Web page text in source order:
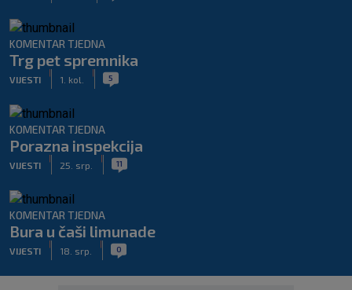
KOMENTAR TJEDNA
Trg pet spremnika
VIJESTI 1. kol. 5
KOMENTAR TJEDNA
Porazna inspekcija
VIJESTI 25. srp. 11
KOMENTAR TJEDNA
Bura u čaši limunade
VIJESTI 18. srp. 0